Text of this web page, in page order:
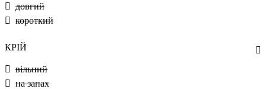
довгий
короткий
КРІЙ
вільний
на запах